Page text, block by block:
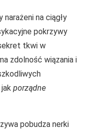
na ciągły
pokrzywy
tkwi w
zdolność wiązania i
porządne
pobudza nerki